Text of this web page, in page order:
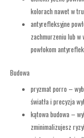
kolorach nawet w
antyrefleksyjne
zachmurzeniu lub w
powłokom
Budowa
pryzmat porro –
światła i precyzja
kątowa budowa –
zminimalizujesz